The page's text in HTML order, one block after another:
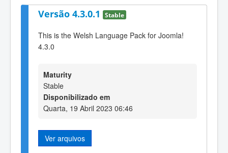
Versão 4.3.0.1 Stable
This is the Welsh Language Pack for Joomla!
4.3.0
Maturity
Stable
Disponibilizado em
Quarta, 19 Abril 2023 06:46
Ver arquivos